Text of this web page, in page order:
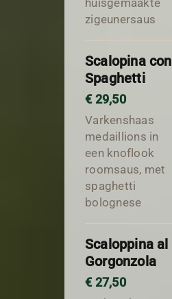
huisgemaakte
zigeunersaus
Scalopina con
Spaghetti
€ 29,50
Varkenshaas
medaillions in
een knoflook
roomsaus, met
spaghetti
bolognese
Scaloppina al
Gorgonzola
€ 27,50